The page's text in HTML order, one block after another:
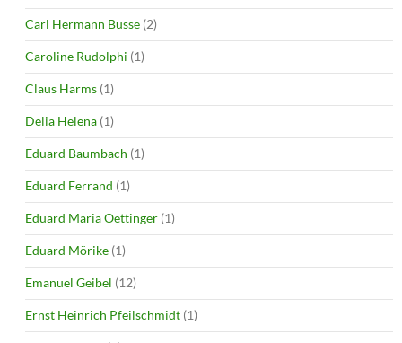
Carl Hermann Busse (2)
Caroline Rudolphi (1)
Claus Harms (1)
Delia Helena (1)
Eduard Baumbach (1)
Eduard Ferrand (1)
Eduard Maria Oettinger (1)
Eduard Mörike (1)
Emanuel Geibel (12)
Ernst Heinrich Pfeilschmidt (1)